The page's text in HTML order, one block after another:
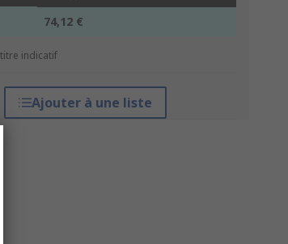
74,12 €
indicatif
Ajouter à une liste